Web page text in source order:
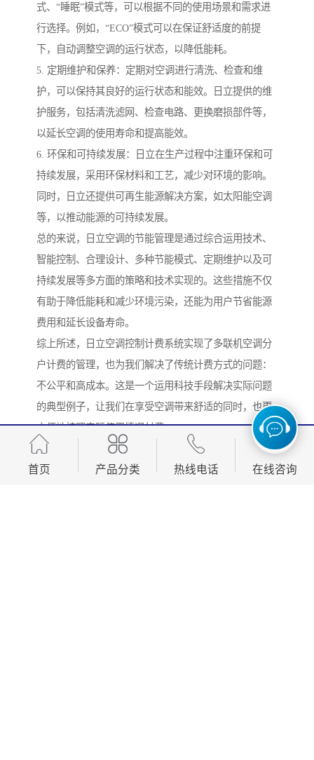
式、“睡眠”模式等，可以根据不同的使用场景和需求进
行选择。例如，“ECO”模式可以在保证舒适度的前提
下，自动调整空调的运行状态，以降低能耗。
5. 定期维护和保养：定期对空调进行清洗、检查和维
护，可以保持其良好的运行状态和能效。日立提供的维
护服务，包括清洗滤网、检查电路、更换磨损部件等，
以延长空调的使用寿命和提高能效。
6. 环保和可持续发展：日立在生产过程中注重环保和可
持续发展，采用环保材料和工艺，减少对环境的影响。
同时，日立还提供可再生能源解决方案，如太阳能空调
等，以推动能源的可持续发展。
总的来说，日立空调的节能管理是通过综合运用技术、
智能控制、合理设计、多种节能模式、定期维护以及可
持续发展等多方面的策略和技术实现的。这些措施不仅
有助于降低能耗和减少环境污染，还能为用户节省能源
费用和延长设备寿命。
综上所述，日立空调控制计费系统实现了多联机空调分
户计费的管理，也为我们解决了传统计费方式的问题：
不公平和高成本。这是一个运用科技手段解决实际问题
的典型例子，让我们在享受空调带来舒适的同时，也更
方便地按照实际使用情况付费。
办公楼中央空调能源管理-办公楼多联机能源管理
首页 产品分类 热线电话 在线咨询